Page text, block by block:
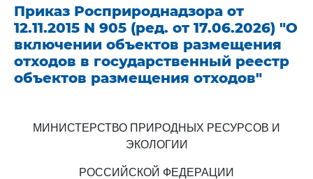
Приказ Росприроднадзора от
12.11.2015 N 905 (ред. от 17.06.2026) "О
включении объектов размещения
отходов в государственный реестр
объектов размещения отходов"
МИНИСТЕРСТВО ПРИРОДНЫХ РЕСУРСОВ И
ЭКОЛОГИИ
РОССИЙСКОЙ ФЕДЕРАЦИИ